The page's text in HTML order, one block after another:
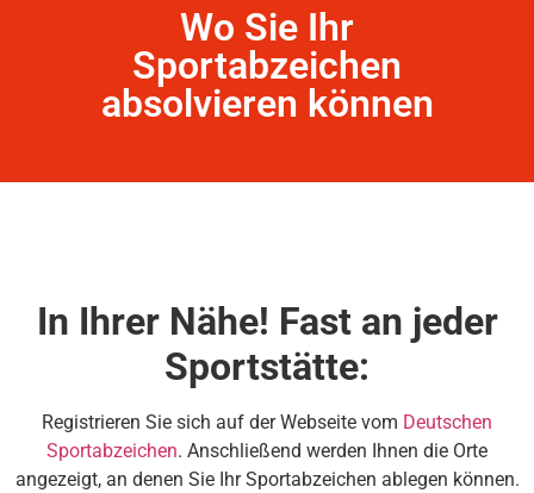
Wo Sie Ihr
Sportabzeichen
absolvieren können
In Ihrer Nähe! Fast an jeder
Sportstätte:
Registrieren Sie sich auf der Webseite vom Deutschen
Sportabzeichen. Anschließend werden Ihnen die Orte
angezeigt, an denen Sie Ihr Sportabzeichen ablegen können.